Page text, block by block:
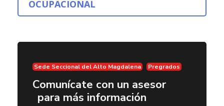
OCUPACIONAL
Sede Seccional del Alto Magdalena Pregrados
Comunícate con un asesor
para más información